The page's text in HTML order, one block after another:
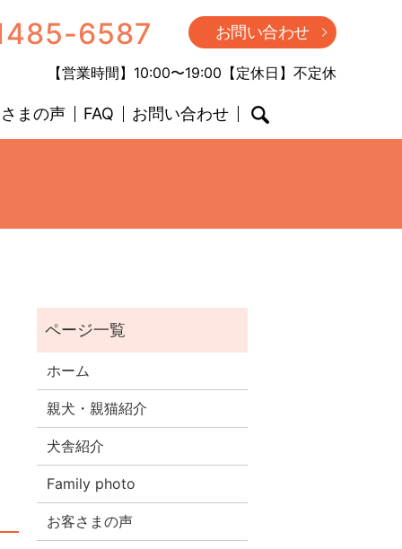
6587 お問い合わせ
【営業時間】10:00〜19:00【定休日】不定休
まの声 FAQ お問い合わせ
ホーム
親犬・親猫紹介
犬舎紹介
Family photo
お客さまの声